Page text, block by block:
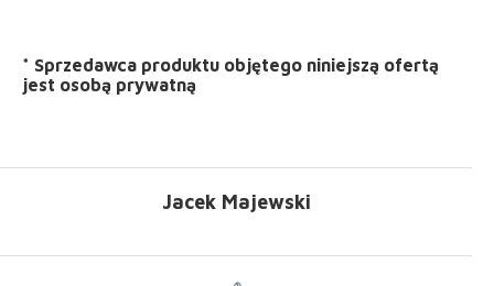
* Sprzedawca produktu objętego niniejszą ofertą
jest osobą prywatną
Jacek Majewski